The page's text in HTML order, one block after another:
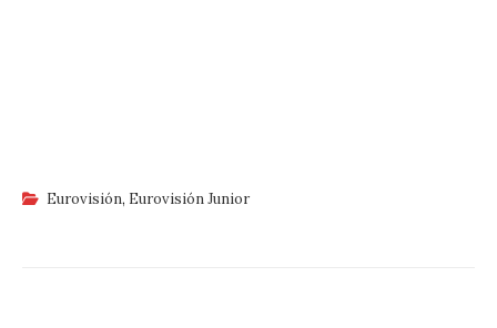
Eurovisión, Eurovisión Junior